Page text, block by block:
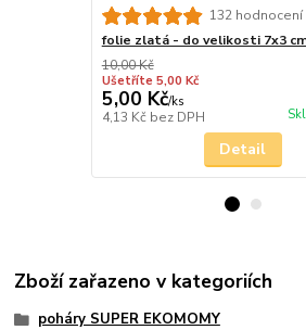
132 hodnocení
folie zlatá - do velikosti 7x3
10,00 Kč
Ušetříte 5,00 Kč
5,00 Kč/ks
4,13 Kč bez DPH
Detail
Zboží zařazeno v kategoriích
poháry SUPER EKOMOMY